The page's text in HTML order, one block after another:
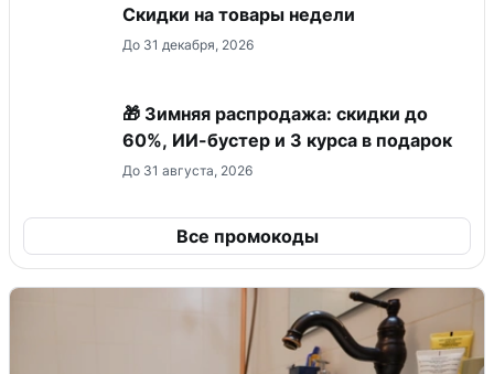
Скидки на товары недели
До 31 декабря, 2026
🎁 Зимняя распродажа: скидки до
60%, ИИ-бустер и 3 курса в подарок
До 31 августа, 2026
Все промокоды